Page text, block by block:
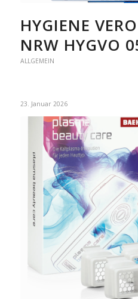
HYGIENE
NRW HYGVO
ALLGEMEIN
23. Januar 2026